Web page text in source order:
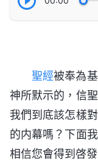
聖經被奉為
神所默示的，信
我們到底該怎樣
的内幕嗎？下面
相信您會得到啓發